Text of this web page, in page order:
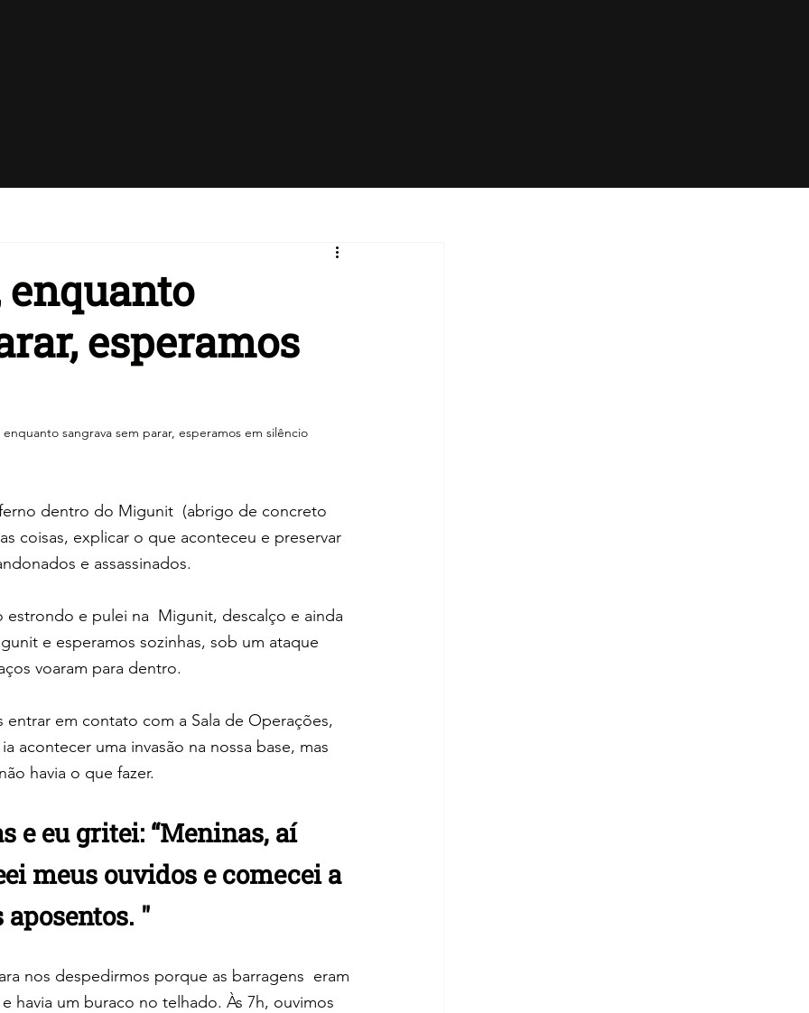
enquanto
esperamos
sangrava sem parar, esperamos em silêncio
dentro do Migunit  (abrigo de concreto
coisas, explicar o que aconteceu e preservar
e assassinados.
e pulei na  Migunit, descalço e ainda
e esperamos sozinhas, sob um ataque
voaram para dentro.
em contato com a Sala de Operações,
acontecer uma invasão na nossa base, mas
havia o que fazer.
e eu gritei: “Meninas, aí
meus ouvidos e comecei a
"
nos despedirmos porque as barragens  eram
havia um buraco no telhado. Às 7h, ouvimos